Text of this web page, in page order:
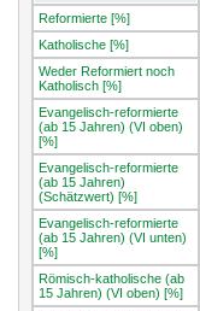
Reformierte [%]
Katholische [%]
Weder Reformiert noch
Katholisch [%]
Evangelisch-reformierte
(ab 15 Jahren) (VI oben)
[%]
Evangelisch-reformierte
(ab 15 Jahren)
(Schätzwert) [%]
Evangelisch-reformierte
(ab 15 Jahren) (VI unten)
[%]
Römisch-katholische (ab
15 Jahren) (VI oben) [%]